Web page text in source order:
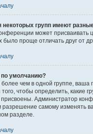
некоторых групп имеют
может присваивать
было проще отличать друг от
по умолчанию?
более чем в одной группе, ваша
чтобы определить, какие
Администратор
разрешение самому изменять
разделе.